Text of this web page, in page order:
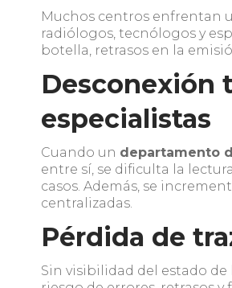
Muchos centros enfrentan
radiólogos, tecnólogos y
botella, retrasos en la
Desconexión
especialistas
Cuando un departamento
entre sí, se dificulta la
casos. Además, se
centralizadas.
Pérdida de
Sin visibilidad del estado